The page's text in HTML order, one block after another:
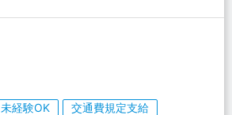
未経験OK
交通費規定支給